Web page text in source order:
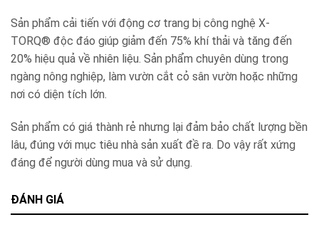
Sản phẩm cải tiến với động cơ trang bị công nghệ X-
TORQ® độc đáo giúp giảm đến 75% khí thải và tăng đến
20% hiệu quả về nhiên liệu. Sản phẩm chuyên dùng trong
ngàng nông nghiệp, làm vườn cắt cỏ sân vườn hoặc những
nơi có diện tích lớn.
Sản phẩm có giá thành rẻ nhưng lại đảm bảo chất lượng bền
lâu, đúng với mục tiêu nhà sản xuất đề ra. Do vậy rất xứng
đáng để người dùng mua và sử dụng.
ĐÁNH GIÁ